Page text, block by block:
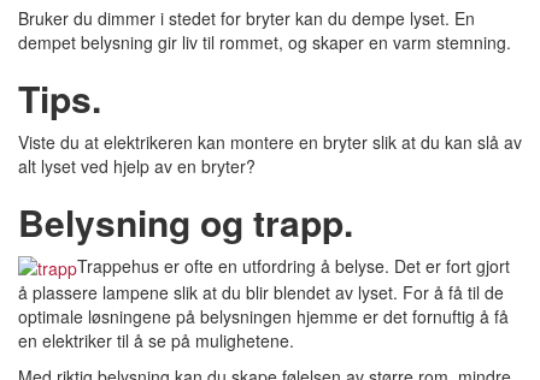
Bruker du dimmer i stedet for bryter kan du dempe lyset. En
dempet belysning gir liv til rommet, og skaper en varm stemning.
Tips.
Viste du at elektrikeren kan montere en bryter slik at du kan slå av
alt lyset ved hjelp av en bryter?
Belysning og trapp.
Trappehus er ofte en utfordring å belyse. Det er fort gjort
å plassere lampene slik at du blir blendet av lyset. For å få til de
optimale løsningene på belysningen hjemme er det fornuftig å få
en elektriker til å se på mulighetene.